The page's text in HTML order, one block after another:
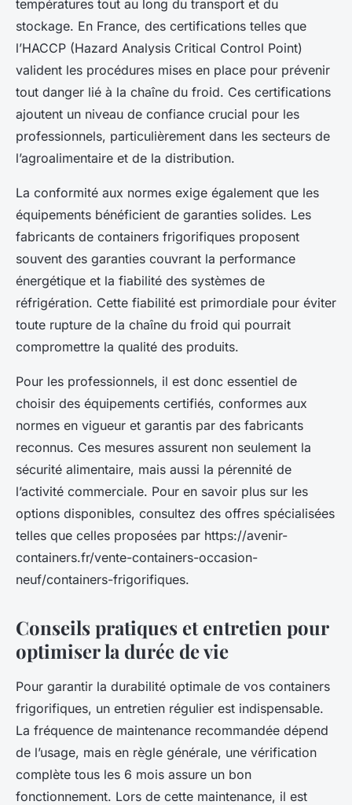
températures tout au long du transport et du
stockage. En France, des certifications telles que
l’HACCP (Hazard Analysis Critical Control Point)
valident les procédures mises en place pour prévenir
tout danger lié à la chaîne du froid. Ces certifications
ajoutent un niveau de confiance crucial pour les
professionnels, particulièrement dans les secteurs de
l’agroalimentaire et de la distribution.
La conformité aux normes exige également que les
équipements bénéficient de garanties solides. Les
fabricants de containers frigorifiques proposent
souvent des garanties couvrant la performance
énergétique et la fiabilité des systèmes de
réfrigération. Cette fiabilité est primordiale pour éviter
toute rupture de la chaîne du froid qui pourrait
compromettre la qualité des produits.
Pour les professionnels, il est donc essentiel de
choisir des équipements certifiés, conformes aux
normes en vigueur et garantis par des fabricants
reconnus. Ces mesures assurent non seulement la
sécurité alimentaire, mais aussi la pérennité de
l’activité commerciale. Pour en savoir plus sur les
options disponibles, consultez des offres spécialisées
telles que celles proposées par https://avenir-
containers.fr/vente-containers-occasion-
neuf/containers-frigorifiques.
Conseils pratiques et entretien pour
optimiser la durée de vie
Pour garantir la durabilité optimale de vos containers
frigorifiques, un entretien régulier est indispensable.
La fréquence de maintenance recommandée dépend
de l’usage, mais en règle générale, une vérification
complète tous les 6 mois assure un bon
fonctionnement. Lors de cette maintenance, il est